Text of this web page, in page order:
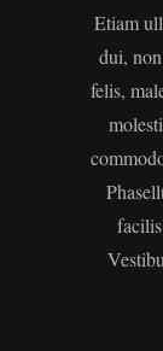
Etiam
dui,
felis,